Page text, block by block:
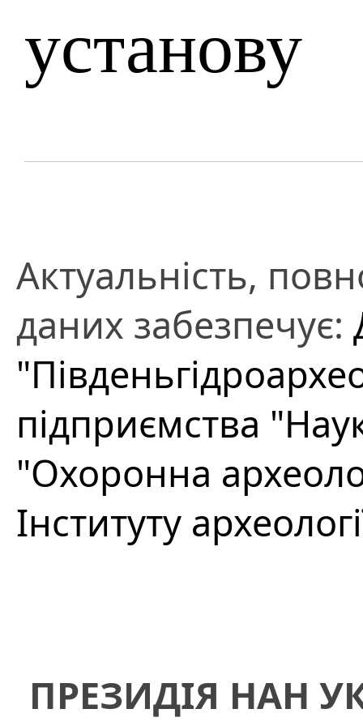
установу
Актуальність,
даних забезпечує:
підприємства
"Охоронна
Інституту
ПРЕЗИДІЯ НАН